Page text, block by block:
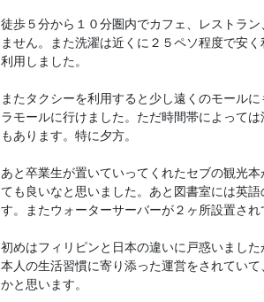
徒歩５分から１０分圏内でカフェ、レストラ
ません。また洗濯は近くに２５ペソ程度で安
利用しました。
またタクシーを利用すると少し遠くのモール
ラモールに行けました。ただ時間帯によって
もあります。特に夕方。
あと卒業生が置いていってくれたセブの観光
ても良いなと思いました。あと図書室には英
す。またウォーターサーバーが２ヶ所設置さ
初めはフィリピンと日本の違いに戸惑いまし
本人の生活習慣に寄り添った運営をされてい
かと思います。